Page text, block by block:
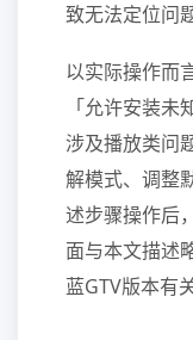
致无法定位问
以实际操作而
「允许安装
涉及播放类问
解模式、调整
述步骤操作后
面与本文描述
蓝GTV版本有